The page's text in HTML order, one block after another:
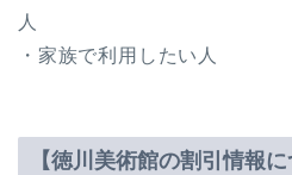
人
・家族で利用したい人
【徳川美術館の割引情報